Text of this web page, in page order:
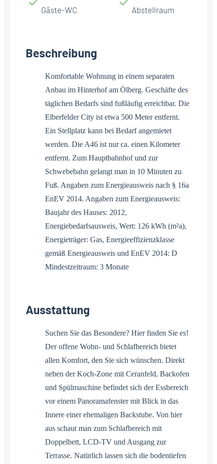
Gäste-WC Abstellraum
Beschreibung
Komfortable Wohnung in einem separaten
Anbau im Hinterhof am Ölberg. Geschäfte des
täglichen Bedarfs sind fußläufig erreichbar. Die
Elberfelder City ist etwa 500 Meter entfernt.
Ein Stellplatz kann bei Bedarf angemietet
werden. Die A46 ist nur ca. einen Kilometer
entfernt. Zum Hauptbahnhof und zur
Schwebebahn gelangt man in 10 Minuten zu
Fuß. Angaben zum Energieausweis nach § 16a
EnEV 2014. Angaben zum Energieausweis:
Baujahr des Hauses: 2012,
Energiebedarfsausweis, Wert: 126 kWh (m²a),
Energieträger: Gas, Energieeffizienzklasse
gemäß Energieausweis und EnEV 2014: D
Mindestzeitraum: 3 Monate
Ausstattung
Suchen Sie das Besondere? Hier finden Sie es!
Der offene Wohn- und Schlafbereich bietet
allen Komfort, den Sie sich wünschen. Direkt
neben der Koch-Zone mit Ceranfeld, Backofen
und Spülmaschine befindet sich der Essbereich
vor einem Panoramafenster mit Blick in das
Innere einer ehemaligen Backstube. Von hier
aus schaut man zum Schlafbereich mit
Doppelbett, LCD-TV und Ausgang zur
Terrasse. Natürlich lassen sich die bodentiefen